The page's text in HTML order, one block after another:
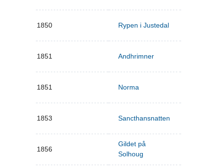
1850 Rypen i Justedal
1851 Andhrimner
1851 Norma
1853 Sancthansnatten
1856
Gildet på
Solhoug